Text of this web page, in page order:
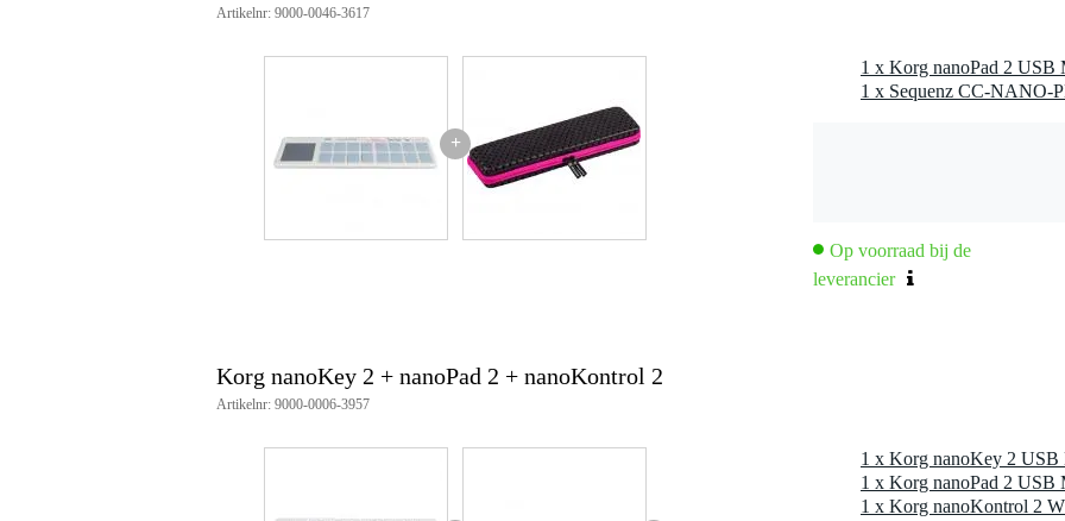
X/Y controller met Kaoss-technologie
volledig MIDI toewijsbaar
zeer compact qua afmetingen, perfect voor bij een netbook
USB-gevoed
Artikelnr: 9000-0046-3617
+
1 x Sequenz CC-NANO-
Op voorraad bij de
leverancier
Korg nanoKey 2 + nanoPad 2 + nanoKontrol 2
Artikelnr: 9000-0006-3957